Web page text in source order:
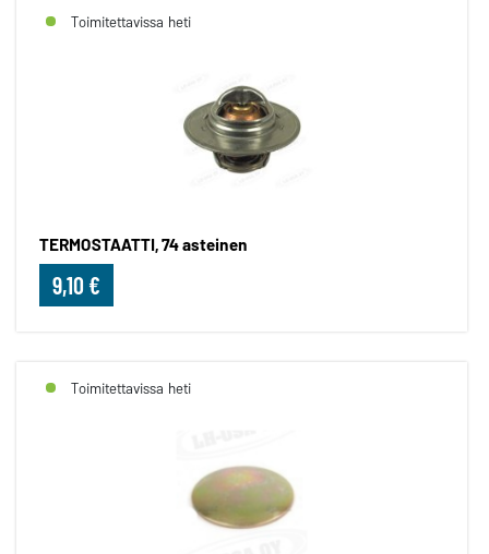
Toimitettavissa heti
TERMOSTAATTI, 74 asteinen
9,10 €
Toimitettavissa heti